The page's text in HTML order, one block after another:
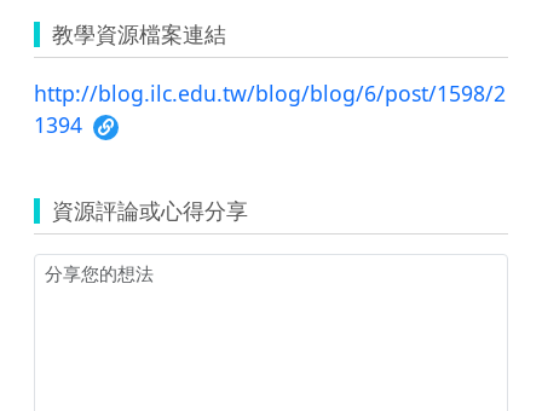
教學資源檔案連結
http://blog.ilc.edu.tw/blog/blog/6/post/1598/2
1394
資源評論或心得分享